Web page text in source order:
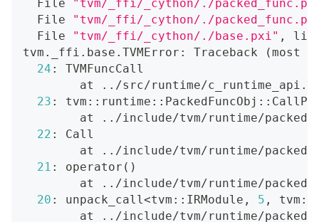
  File
"tvm/_ffi/_cython/./
  File
"tvm/_ffi/_cython/./
  File
"tvm/_ffi/_cython/./base.pxi" ,
tvm._ffi.base.TVMError: Traceback
(most
24 : TVMFuncCall
        at
.. /src/runtime/
23 :
        at
.. /include/tvm/runtime/
22 : Call
        at
.. /include/tvm/runtime/
21 : operator ( )
        at
.. /include/tvm/runtime/
20 : unpack_call <tvm::IRModule, 5 , tvm::
        at
.. /include/tvm/runtime/